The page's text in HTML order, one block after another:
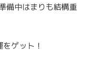
備中はまりも結構重
ゲット！